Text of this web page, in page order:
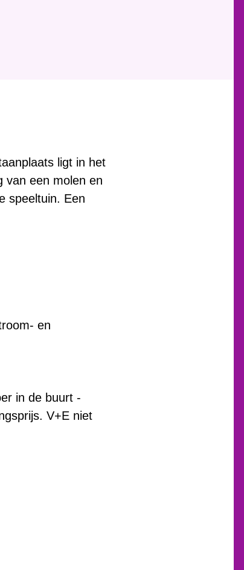
ligt in het
van een molen en
speeltuin. Een
en
in de buurt -
V+E niet